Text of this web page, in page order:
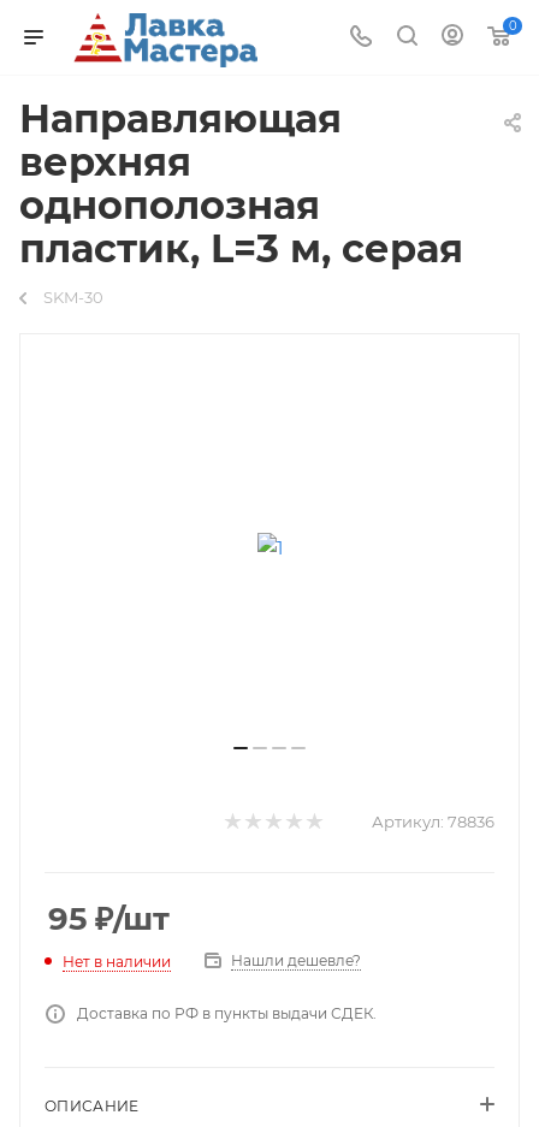
0
Направляющая
верхняя
однополозная
пластик, L=3 м, серая
SKM-30
Артикул: 78836
95 ₽/шт
Нет в наличии Нашли дешевле?
Доставка по РФ в пункты выдачи СДЕК.
ОПИСАНИЕ